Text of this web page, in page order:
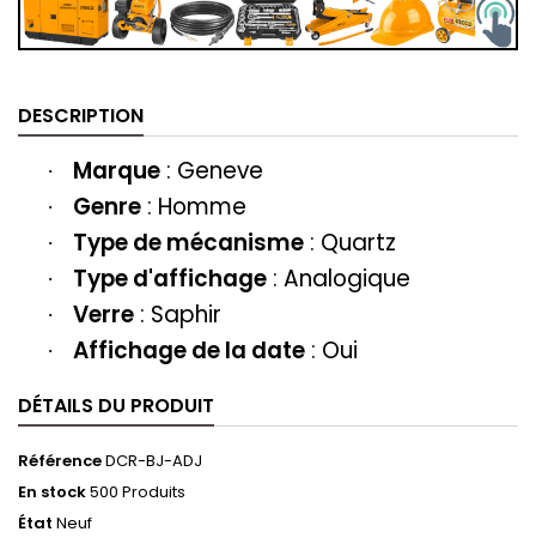
DESCRIPTION
· Marque : Geneve
· Genre : Homme
· Type de mécanisme : Quartz
· Type d'affichage : Analogique
· Verre : Saphir
· Affichage de la date : Oui
DÉTAILS DU PRODUIT
RéférenceDCR-BJ-ADJ
En stock500 Produits
État Neuf